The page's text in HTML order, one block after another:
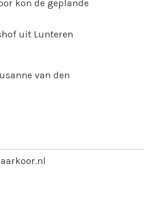
kon de geplande
uit Lunteren
van den